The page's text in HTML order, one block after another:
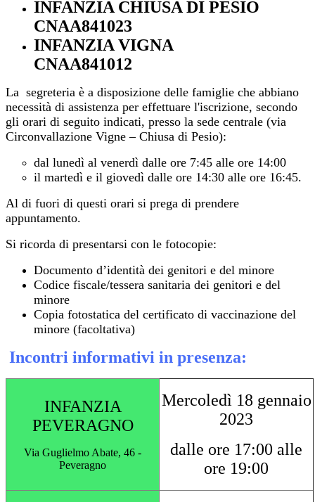
INFANZIA CHIUSA DI PESIO
CNAA841023
INFANZIA VIGNA
CNAA841012
La segreteria è a disposizione delle famiglie che abbiano
necessità di assistenza per effettuare l'iscrizione, secondo
gli orari di seguito indicati, presso la sede centrale (via
Circonvallazione Vigne – Chiusa di Pesio):
dal lunedì al venerdì dalle ore 7:45 alle ore 14:00
il martedì e il giovedì dalle ore 14:30 alle ore 16:45.
Al di fuori di questi orari si prega di prendere
appuntamento.
Si ricorda di presentarsi con le fotocopie:
Documento d’identità dei genitori e del minore
Codice fiscale/tessera sanitaria dei genitori e del
minore
Copia fotostatica del certificato di vaccinazione del
minore (facoltativa)
Incontri informativi in presenza:
INFANZIA
PEVERAGNO
Via Guglielmo Abate, 46 -
Peveragno
Mercoledì 18 gennaio
2023
dalle ore 17:00 alle
ore 19:00